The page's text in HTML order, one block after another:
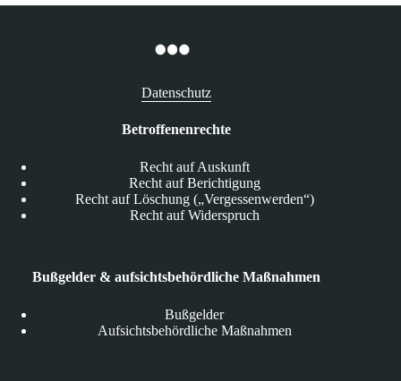
Datenschutz
Betroffenenrechte
Recht auf Auskunft
Recht auf Berichtigung
Recht auf Löschung („Vergessenwerden“)
Recht auf Widerspruch
Bußgelder & aufsichtsbehördliche Maßnahmen
Bußgelder
Aufsichtsbehördliche Maßnahmen